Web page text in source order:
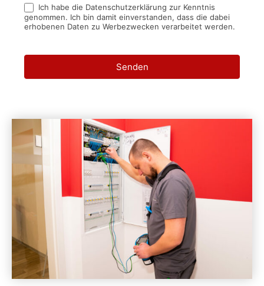
Ich habe die Datenschutzerklärung zur Kenntnis
genommen. Ich bin damit einverstanden, dass die dabei
erhobenen Daten zu Werbezwecken verarbeitet werden.
Senden